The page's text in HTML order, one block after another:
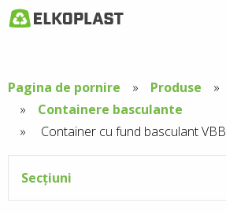
Pagina de pornire Produse
Containere basculante
Aktuální
stránka:
Container cu fund basculant VBB
Secțiuni